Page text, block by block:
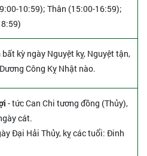
10:59); Thân (15:00-16:59);
kỳ ngày Nguyệt kỵ, Nguyệt tận,
Công Kỵ Nhật nào.
- tức Can Chi tương đồng (Thủy),
cát.
Đại Hải Thủy, kỵ các tuổi: Đinh